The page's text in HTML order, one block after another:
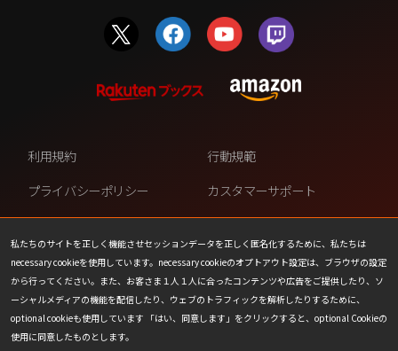
私たちのサイトを正しく機能させセッションデータを正しく匿名化するために、私たちは
necessary cookieを使用しています。necessary cookieのオプトアウト設定は、ブラウザの設定
から行ってください。また、お客さま１人１人に合ったコンテンツや広告をご提供したり、ソ
ーシャルメディアの機能を配信したり、ウェブのトラフィックを解析したりするために、
optional cookieも使用しています 「はい、同意します」をクリックすると、optional Cookieの
使用に同意したものとします。
利用規約
行動規範
プライバシーポリシー
カスタマーサポート
ファンコンテンツ・ポリシー
個人情報の販売や共有を許可し
ない
COOKIE
プレスリリース
会社情報
お問い合わせ